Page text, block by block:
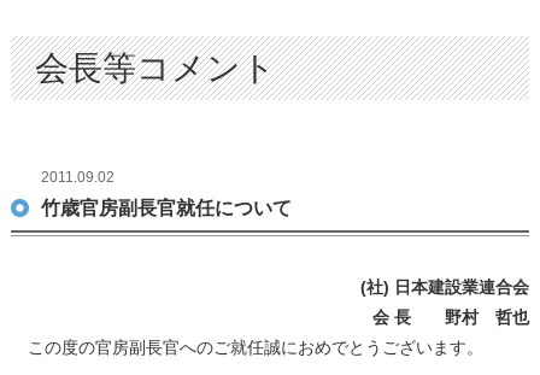
会長等コメント
2011.09.02
竹歳官房副長官就任について
(社) 日本建設業連合会
会 長 野村 哲也
この度の官房副長官へのご就任誠におめでとうございます。